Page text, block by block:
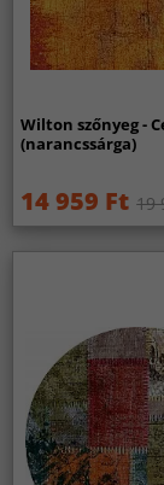
Wilton szőnyeg -
(narancssárga)
14 959 Ft 19